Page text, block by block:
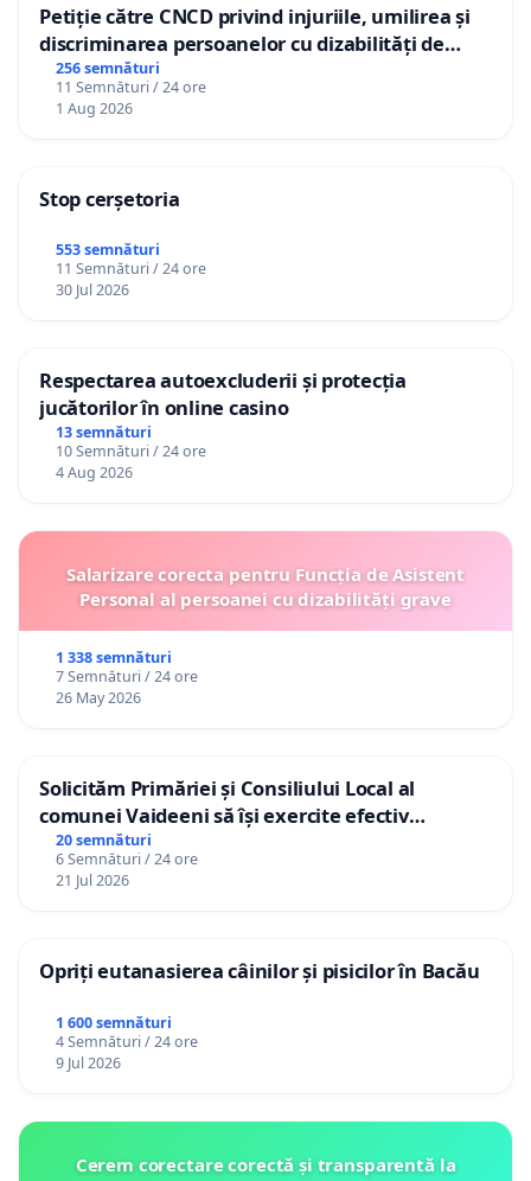
Petiție către CNCD privind injuriile, umilirea și
discriminarea persoanelor cu dizabilități de
către utilizatorul TikTok „Gorici”
256 semnături
11 Semnături / 24 ore
1 Aug 2026
Stop cerșetoria
553 semnături
11 Semnături / 24 ore
30 Jul 2026
Respectarea autoexcluderii și protecția
jucătorilor în online casino
13 semnături
10 Semnături / 24 ore
4 Aug 2026
Salarizare corecta pentru Funcția de Asistent
Personal al persoanei cu dizabilități grave
1 338 semnături
7 Semnături / 24 ore
26 May 2026
Solicităm Primăriei și Consiliului Local al
comunei Vaideeni să își exercite efectiv
atribuțiile legale și să reprezinte interesele
cetățenilor în raport cu APAVIL S.A, operatorul
serviciului de apă!
20 semnături
6 Semnături / 24 ore
21 Jul 2026
Opriți eutanasierea câinilor și pisicilor în Bacău
1 600 semnături
4 Semnături / 24 ore
9 Jul 2026
Cerem corectare corectă și transparentă la